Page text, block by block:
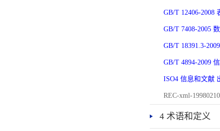
GB/T 12406-2008
GB/T 7408-2005
GB/T 18391.3-
GB/T 4894-2009
ISO4 信息和文献
REC-xml-
4 术语和定义